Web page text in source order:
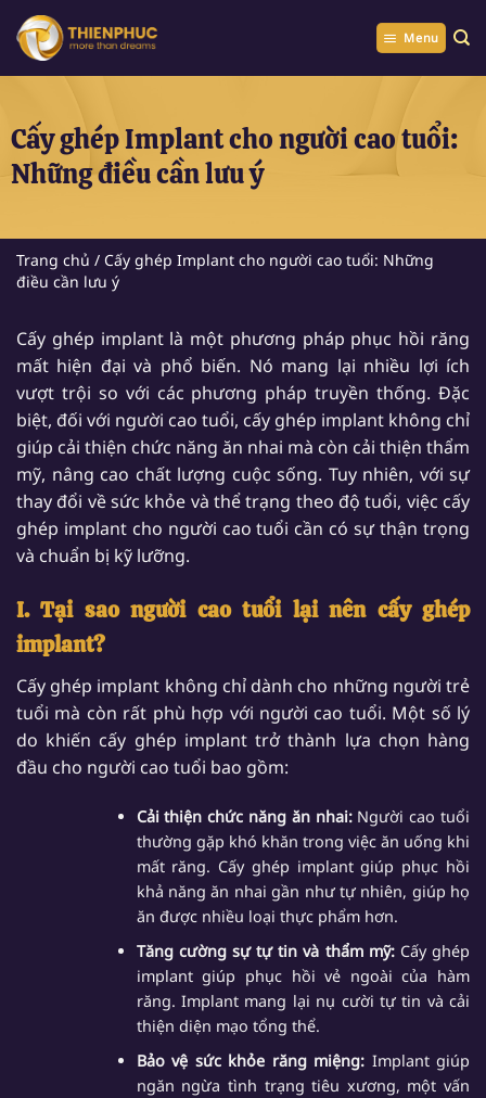
Chuyển
đến
Menu
Cấy ghép Implant cho người cao tuổi:
Những điều cần lưu ý
Trang chủ / Cấy ghép Implant cho người cao tuổi: Những
điều cần lưu ý
Cấy ghép implant là một phương pháp phục hồi răng
mất hiện đại và phổ biến. Nó mang lại nhiều lợi ích
vượt trội so với các phương pháp truyền thống. Đặc
biệt, đối với người cao tuổi, cấy ghép implant không chỉ
giúp cải thiện chức năng ăn nhai mà còn cải thiện thẩm
mỹ, nâng cao chất lượng cuộc sống. Tuy nhiên, với sự
thay đổi về sức khỏe và thể trạng theo độ tuổi, việc cấy
ghép implant cho người cao tuổi cần có sự thận trọng
và chuẩn bị kỹ lưỡng.
I. Tại sao người cao tuổi lại nên cấy ghép
implant?
Cấy ghép implant không chỉ dành cho những người trẻ
tuổi mà còn rất phù hợp với người cao tuổi. Một số lý
do khiến cấy ghép implant trở thành lựa chọn hàng
đầu cho người cao tuổi bao gồm:
Cải thiện chức năng ăn nhai:Người cao tuổi
thường gặp khó khăn trong việc ăn uống khi
mất răng. Cấy ghép implant giúp phục hồi
khả năng ăn nhai gần như tự nhiên, giúp họ
ăn được nhiều loại thực phẩm hơn.
Tăng cường sự tự tin và thẩm mỹ:Cấy ghép
implant giúp phục hồi vẻ ngoài của hàm
răng. Implant mang lại nụ cười tự tin và cải
thiện diện mạo tổng thể.
Bảo vệ sức khỏe răng miệng: Implant giúp
ngăn ngừa tình trạng tiêu xương, một vấn